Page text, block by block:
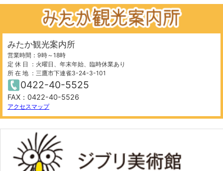
©OpenStreetMap
50 m
みたか観光案内所
営業時間：9時～18時
定 休 日 ：火曜日、年末年始、臨時休業あり
所 在 地 ：三鷹市下連雀3-24-3-101
0422-40-5525
FAX：0422-40-5526
アクセスマップ